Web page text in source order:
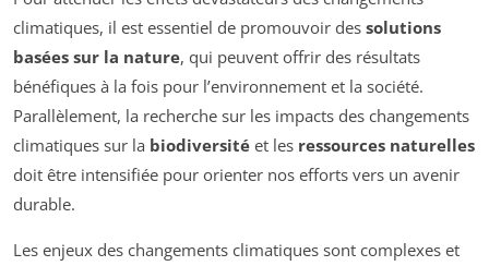
climatiques, il est essentiel de promouvoir des solutions
basées sur la nature, qui peuvent offrir des résultats
bénéfiques à la fois pour l’environnement et la société.
Parallèlement, la recherche sur les impacts des changements
climatiques sur la biodiversité et les ressources naturelles
doit être intensifiée pour orienter nos efforts vers un avenir
durable.
Les enjeux des changements climatiques sont complexes et